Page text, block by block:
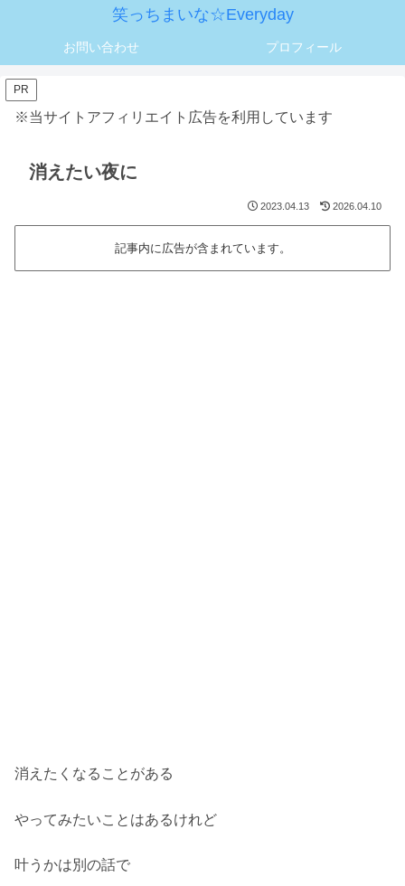
笑っちまいな☆Everyday
お問い合わせ プロフィール
PR
※当サイトアフィリエイト広告を利用しています
消えたい夜に
2023.04.13 2026.04.10
記事内に広告が含まれています。
消えたくなることがある
やってみたいことはあるけれど
叶うかは別の話で